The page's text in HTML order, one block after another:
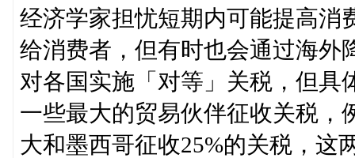
经济学家担忧短期内可能提高消
给消费者，但有时也会通过海外
对各国实施「对等」关税，但具
一些最大的贸易伙伴征收关税，
大和墨西哥征收25%的关税，这